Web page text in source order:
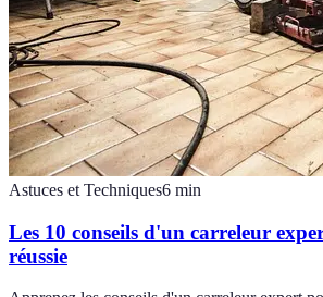
Astuces et Techniques6 min
Les 10 conseils d'un carreleur
réussie